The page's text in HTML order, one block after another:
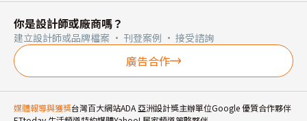
你是設計師或廠商嗎？
建立設計師或品牌檔案 · 刊登案例 · 接受諮詢
廣告合作
媒體報導與獲獎台灣百大網站ADA 亞洲設計獎主辦單位Google 優質合作夥伴